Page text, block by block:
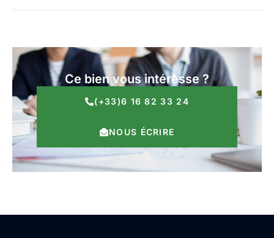
Ce bien vous intéresse ?
(+33)6 16 82 33 24
NOUS ÉCRIRE